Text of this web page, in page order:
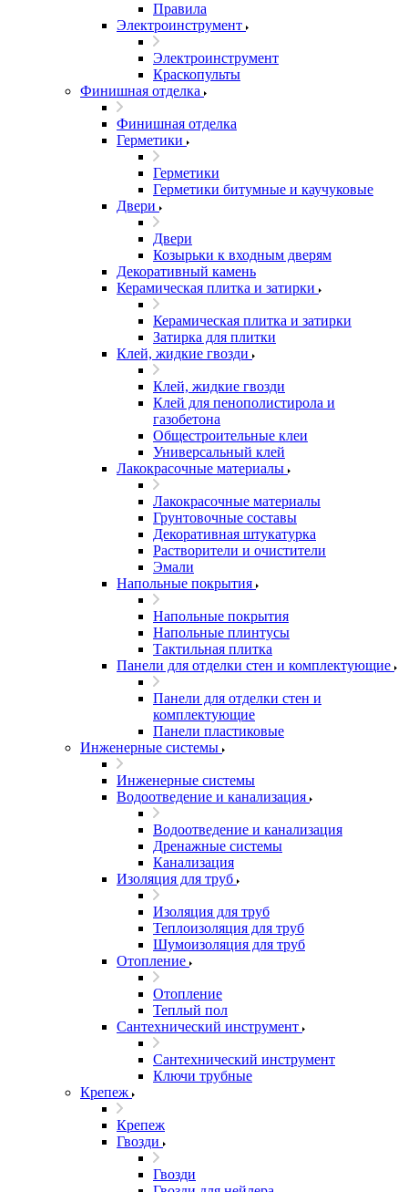
Правила
Электроинструмент
Электроинструмент
Краскопульты
Финишная отделка
Финишная отделка
Герметики
Герметики
Герметики битумные и каучуковые
Двери
Двери
Козырьки к входным дверям
Декоративный камень
Керамическая плитка и затирки
Керамическая плитка и затирки
Затирка для плитки
Клей, жидкие гвозди
Клей, жидкие гвозди
Клей для пенополистирола и
газобетона
Общестроительные клеи
Универсальный клей
Лакокрасочные материалы
Лакокрасочные материалы
Грунтовочные составы
Декоративная штукатурка
Растворители и очистители
Эмали
Напольные покрытия
Напольные покрытия
Напольные плинтусы
Тактильная плитка
Панели для отделки стен и комплектующие
Панели для отделки стен и
комплектующие
Панели пластиковые
Инженерные системы
Инженерные системы
Водоотведение и канализация
Водоотведение и канализация
Дренажные системы
Канализация
Изоляция для труб
Изоляция для труб
Теплоизоляция для труб
Шумоизоляция для труб
Отопление
Отопление
Теплый пол
Сантехнический инструмент
Сантехнический инструмент
Ключи трубные
Крепеж
Крепеж
Гвозди
Гвозди